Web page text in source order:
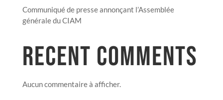
Communiqué de presse annonçant l’Assemblée
générale du CIAM
RECENT COMMENTS
Aucun commentaire à afficher.